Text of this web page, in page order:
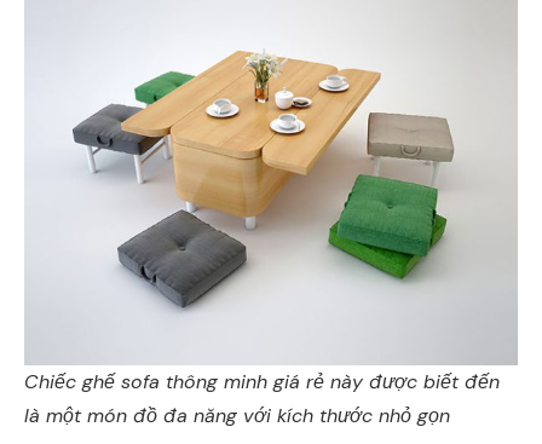
Chiếc ghế sofa thông minh giá rẻ này được biết đến
là một món đồ đa năng với kích thước nhỏ gọn